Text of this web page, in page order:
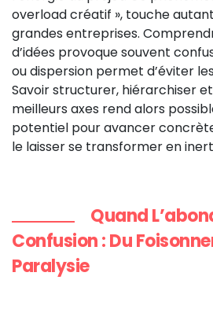
overload créatif », touche
grandes entreprises.
d’idées provoque souvent
ou dispersion permet d’éviter
Savoir structurer, hiérarchiser
meilleurs axes rend alors
potentiel pour avancer
le laisser se transformer en
Quand
Confusion : Du
Paralysie